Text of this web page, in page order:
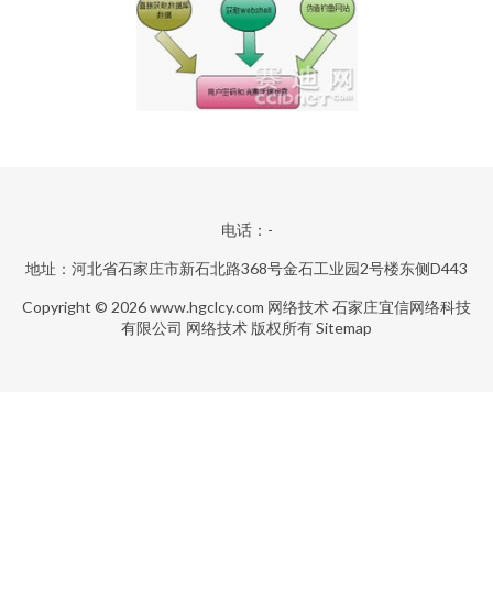
电话：-
地址：河北省石家庄市新石北路368号金石工业园2号楼东侧D443
Copyright © 2026www.hgclcy.com 网络技术石家庄宜信网络科技
有限公司 网络技术 版权所有Sitemap